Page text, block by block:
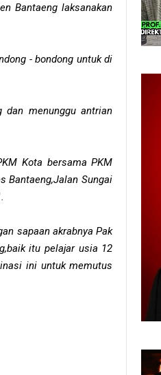
Bantaeng laksanakan
- bondong untuk di
dan menunggu antrian
Kota bersama PKM
Bantaeng,Jalan Sungai
sapaan akrabnya Pak
itu pelajar usia 12
ini untuk memutus